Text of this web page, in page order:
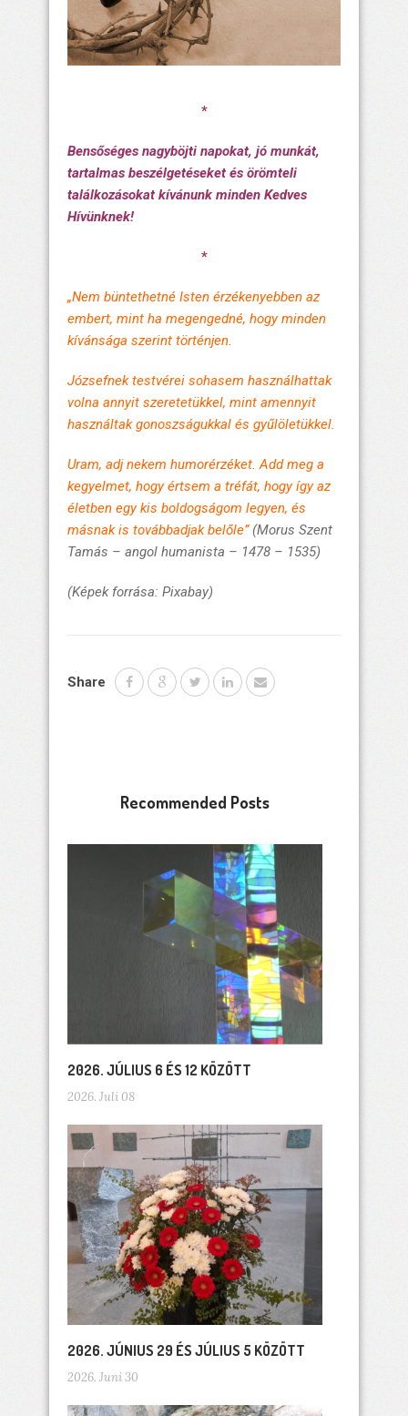
*
Bensőséges nagyböjti napokat, jó munkát,
tartalmas beszélgetéseket és örömteli
találkozásokat kívánunk minden Kedves
Hívünknek!
*
„Nem büntethetné Isten érzékenyebben az
embert, mint ha megengedné, hogy minden
kívánsága szerint történjen.
Józsefnek testvérei sohasem használhattak
volna annyit szeretetükkel, mint amennyit
használtak gonoszságukkal és gyűlöletükkel.
Uram, adj nekem humorérzéket. Add meg a
kegyelmet, hogy értsem a tréfát, hogy így az
életben egy kis boldogságom legyen, és
másnak is továbbadjak belőle” (Morus Szent
Tamás – angol humanista – 1478 – 1535)
(Képek forrása: Pixabay)
Share
Recommended Posts
2026. JÚLIUS 6 ÉS 12 KÖZÖTT
2026. Juli 08
2026. JÚNIUS 29 ÉS JÚLIUS 5 KÖZÖTT
2026. Juni 30